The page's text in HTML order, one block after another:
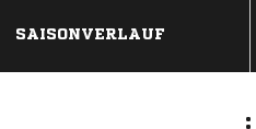
SAISONVERLAUF
: